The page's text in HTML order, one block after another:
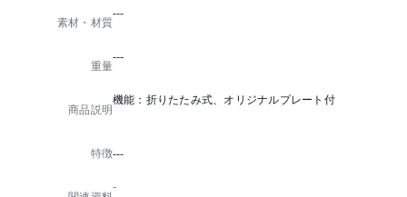
素材・材質
---
重量
---
商品説明
機能：折りたたみ式、オリジナルプレート付
特徴---
-